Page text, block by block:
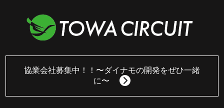
協業会社募集中！！ 〜ダイナモの開発をぜひ一緒
に〜